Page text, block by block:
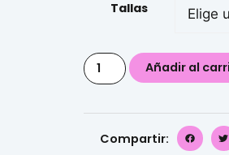
Tallas
Añadir al
Compartir: